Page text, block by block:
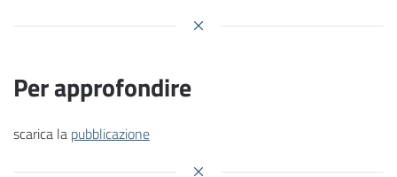
Per approfondire
scarica la pubblicazione